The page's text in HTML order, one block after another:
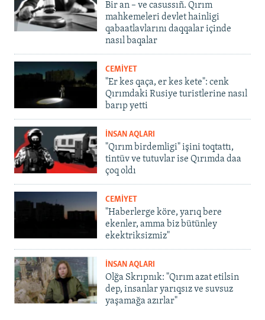
Bir an – ve casussıñ. Qırım
mahkemeleri devlet hainligi
qabaatlavlarını daqqalar içinde
nasıl baqalar
CEMİYET
"Er kes qaça, er kes kete": cenk
Qırımdaki Rusiye turistlerine nasıl
barıp yetti
İNSAN AQLARI
"Qırım birdemligi" işini toqtattı,
tintüv ve tutuvlar ise Qırımda daa
çoq oldı
CEMİYET
"Haberlerge köre, yarıq bere
ekenler, amma biz bütünley
ekektriksizmiz"
İNSAN AQLARI
Olğa Skrıpnık: "Qırım azat etilsin
dep, insanlar yarıqsız ve suvsuz
yaşamağa azırlar"